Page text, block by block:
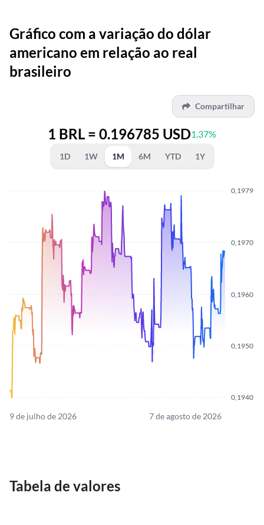
Gráfico com a variação do dólar
americano em relação ao real
brasileiro
Compartilhar
1 BRL = 0.196785 USD1.37%
1D 1W 1M 6M YTD 1Y
0,1940
0,1950
0,1960
0,1970
0,1979
9 de julho de 2026 7 de agosto de 2026
Tabela de valores